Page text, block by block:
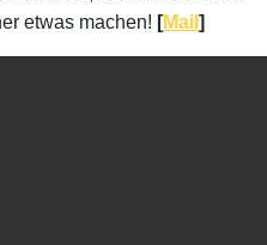
etwas machen! [Mail ]